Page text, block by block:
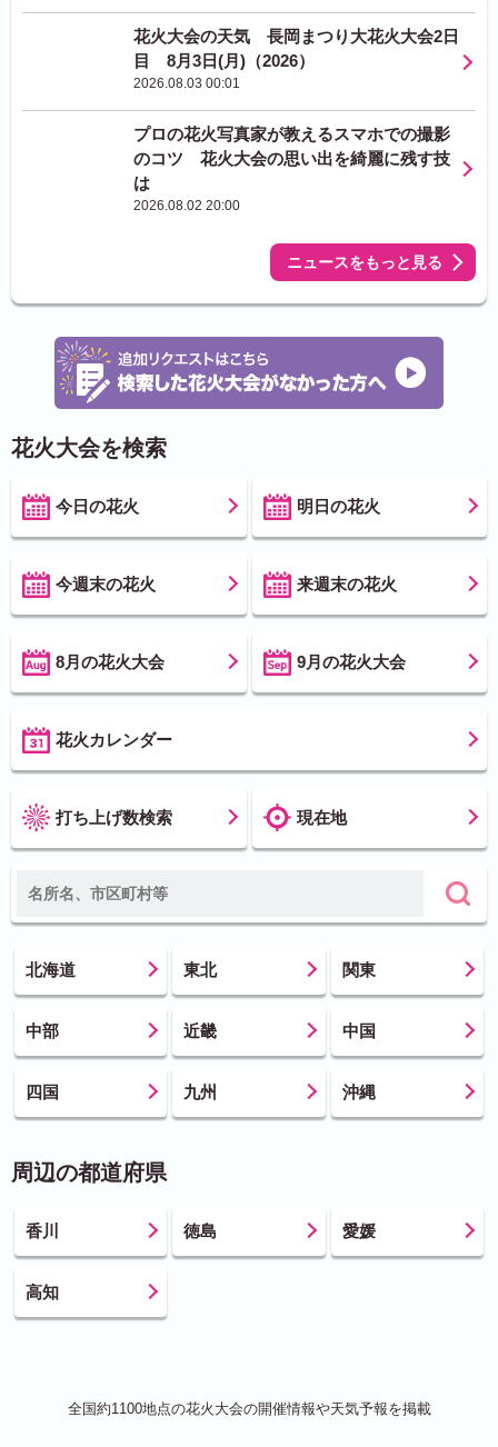
花火大会の天気 長岡まつり大花火大会2日
目 8月3日(月)（2026）
2026.08.03 00:01
プロの花火写真家が教えるスマホでの撮影
のコツ 花火大会の思い出を綺麗に残す技
は
2026.08.02 20:00
ニュースをもっと見る
花火大会を検索
今日の花火 明日の花火
今週末の花火 来週末の花火
8月の花火大会 9月の花火大会
花火カレンダー
打ち上げ数検索 現在地
北海道 東北 関東
中部 近畿 中国
四国 九州 沖縄
周辺の都道府県
香川 徳島 愛媛
高知
全国約1100地点の花火大会の開催情報や天気予報を掲載